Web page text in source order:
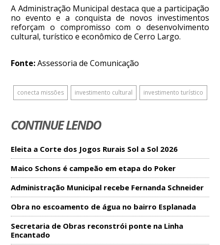
A Administração Municipal destaca que a participação
no evento e a conquista de novos investimentos
reforçam o compromisso com o desenvolvimento
cultural, turístico e econômico de Cerro Largo.
Fonte:Assessoria de Comunicação
conecta missões investimento cultural investimento turístico
CONTINUE LENDO
Eleita a Corte dos Jogos Rurais Sol a Sol 2026
Maico Schons é campeão em etapa do Poker
Administração Municipal recebe Fernanda Schneider
Obra no escoamento de água no bairro Esplanada
Secretaria de Obras reconstrói ponte na Linha
Encantado